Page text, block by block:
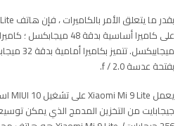
بفتحة عدسة f / 2.0.